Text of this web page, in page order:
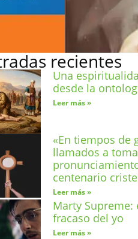
recientes
Una
desde la
Leer más »
«En tiempos de
llamados a
centenario
Leer más »
Marty Supreme:
fracaso del yo
Leer más »